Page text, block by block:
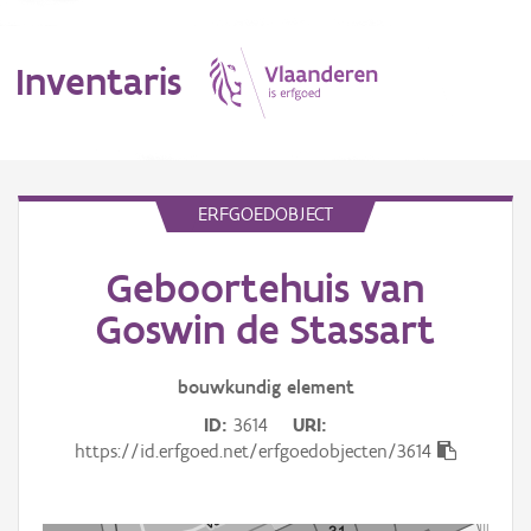
Inventaris
Erfgoedobject
Aanduidingsobject
ERFGOEDOBJECT
Geboortehuis van
Goswin de Stassart
bouwkundig element
ID 3614
URI
https://id.erfgoed.net/erfgoedobjecten/3614